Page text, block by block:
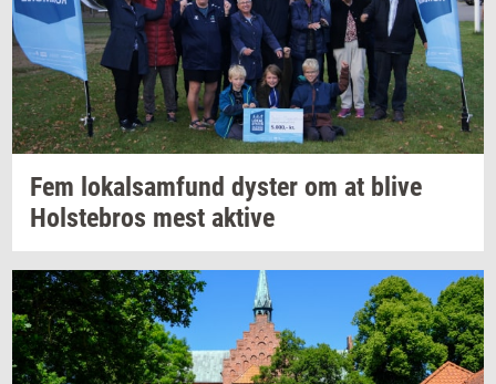
Fem lo­kal­sam­fund dy­ster om at blive
Holste­bros mest ak­ti­ve